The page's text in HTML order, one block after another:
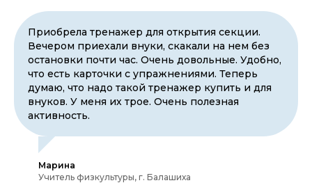
Приобрела тренажер для открытия секции.
Вечером приехали внуки, скакали на нем без
остановки почти час. Очень довольные. Удобно,
что есть карточки с упражнениями. Теперь
думаю, что надо такой тренажер купить и для
внуков. У меня их трое. Очень полезная
активность.
Марина
Учитель физкультуры, г. Балашиха